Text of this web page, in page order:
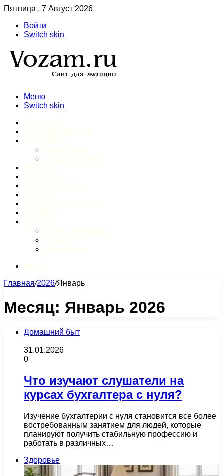
Пятница , 7 Август 2026
Войти
Switch skin
Меню
Switch skin
Главная/2026/Январь
Месяц: Январь 2026
Домашний быт
31.01.2026
0
Что изучают слушатели на
курсах бухгалтера с нуля?
Изучение бухгалтерии с нуля становится все более
востребованным занятием для людей, которые
планируют получить стабильную профессию и
работать в различных…
Здоровье